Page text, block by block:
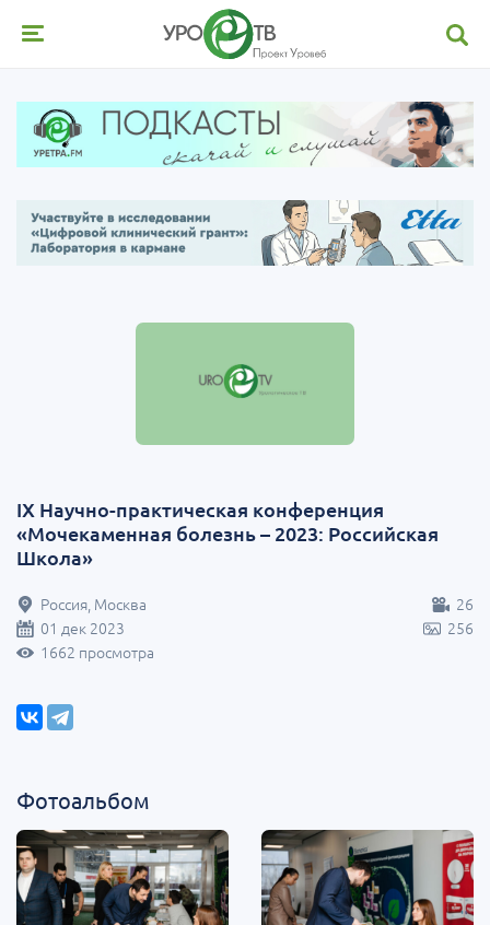
IX Научно-практическая конференция
«Мочекаменная болезнь – 2023: Российская
Школа»
26
Россия, Москва
256
01 дек 2023
1662 просмотра
Фотоальбом